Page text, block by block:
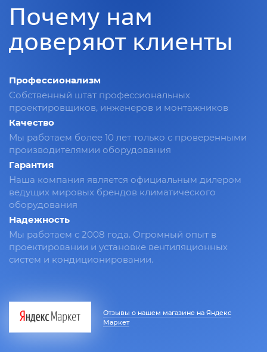
Почему нам
доверяют клиенты
Профессионализм
Собственный штат профессиональных
проектировщиков, инженеров и монтажников
Качество
Мы работаем более 10 лет только с проверенными
производителямии оборудования
Гарантия
Наша компания является официальным дилером
ведущих мировых брендов климатического
оборудования
Надежность
Мы работаем с 2008 года. Огромный опыт в
проектировании и установке вентиляционных
систем и кондиционировании.
Отзывы о нашем магазине на Яндекс
Маркет